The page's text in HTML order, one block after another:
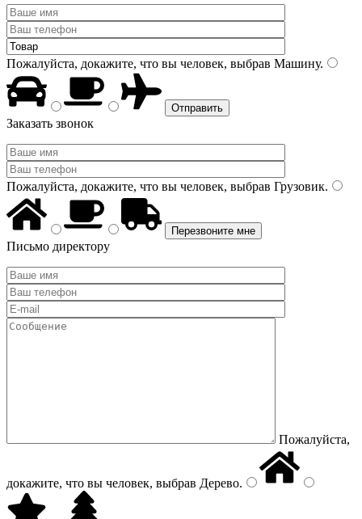
Пожалуйста, докажите, что вы человек, выбрав Машину.
Заказать звонок
Пожалуйста, докажите, что вы человек, выбрав Грузовик.
Письмо директору
Пожалуйста,
докажите, что вы человек, выбрав Дерево.